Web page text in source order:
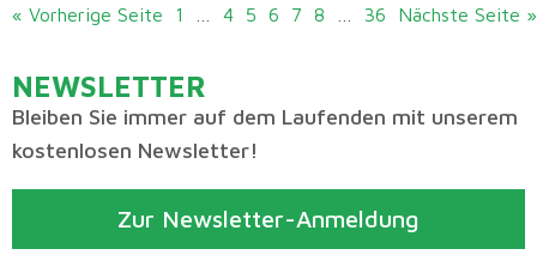
« Vorherige Seite 1 4 5 6 7 8 36 Nächste Seite »
NEWSLETTER
Bleiben Sie immer auf dem Laufenden mit unserem
kostenlosen Newsletter!
Zur Newsletter-Anmeldung